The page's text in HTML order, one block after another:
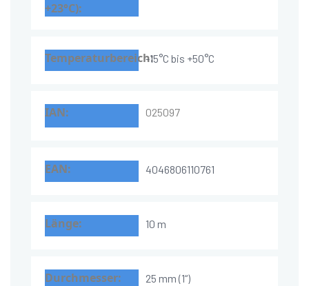
-15°C bis +50°C
025097
4046806110761
10 m
25 mm (1“)